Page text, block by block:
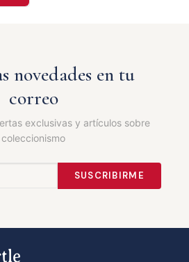
novedades en tu
correo
exclusivas y artículos sobre
coleccionismo
SUSCRIBIRME